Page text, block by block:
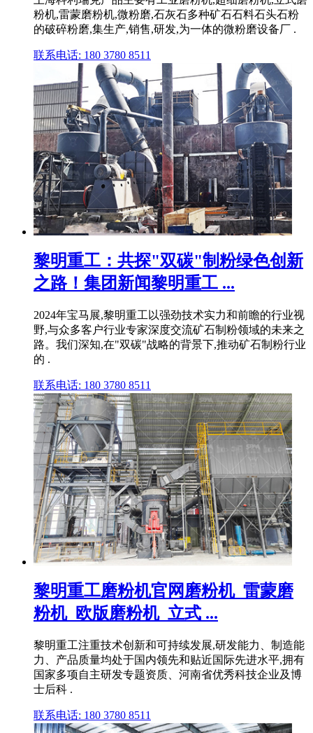
粉机,雷蒙磨粉机,微粉磨,石灰石多种矿石石料石头石粉
的破碎粉磨,集生产,销售,研发,为一体的微粉磨设备厂 .
联系电话: 180 3780 8511
黎明重工：共探"双碳"制粉绿色创新
之路！集团新闻黎明重工 ...
2024年宝马展,黎明重工以强劲技术实力和前瞻的行业视
野,与众多客户行业专家深度交流矿石制粉领域的未来之
路。我们深知,在"双碳"战略的背景下,推动矿石制粉行业
的 .
联系电话: 180 3780 8511
黎明重工磨粉机官网磨粉机_雷蒙磨
粉机_欧版磨粉机_立式 ...
黎明重工注重技术创新和可持续发展,研发能力、制造能
力、产品质量均处于国内领先和贴近国际先进水平,拥有
国家多项自主研发专题资质、河南省优秀科技企业及博
士后科 .
联系电话: 180 3780 8511